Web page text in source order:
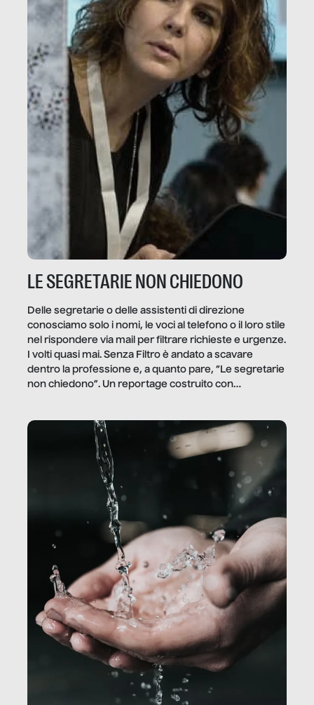
LE SEGRETARIE NON CHIEDONO
Delle segretarie o delle assistenti di direzione
conosciamo solo i nomi, le voci al telefono o il loro stile
nel rispondere via mail per filtrare richieste e urgenze.
I volti quasi mai. Senza Filtro è andato a scavare
dentro la professione e, a quanto pare, “Le segretarie
non chiedono”. Un reportage costruito con